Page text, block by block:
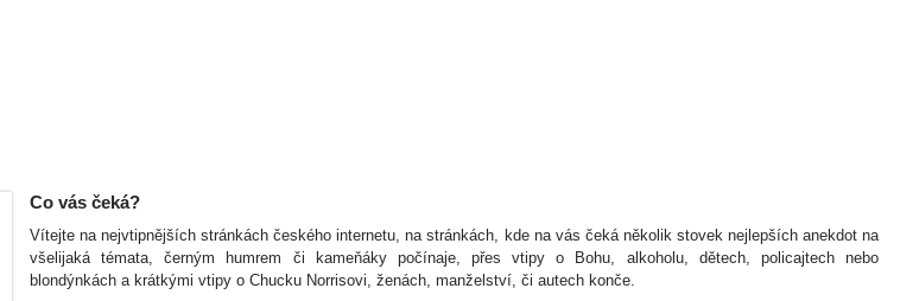
Co vás čeká?
Vítejte na nejvtipnějších stránkách českého internetu, na stránkách, kde na vás čeká několik stovek nejlepších anekdot na
všelijaká témata, černým humrem či kameňáky počínaje, přes vtipy o Bohu, alkoholu, dětech, policajtech nebo
blondýnkách a krátkými vtipy o Chucku Norrisovi, ženách, manželství, či autech konče.